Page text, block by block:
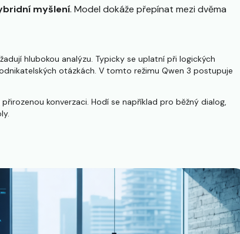
myšlení. Model dokáže přepínat mezi dvěma
hlubokou analýzu. Typicky se uplatní při logických
otázkách. V tomto režimu Qwen 3 postupuje
konverzaci. Hodí se například pro běžný dialog,